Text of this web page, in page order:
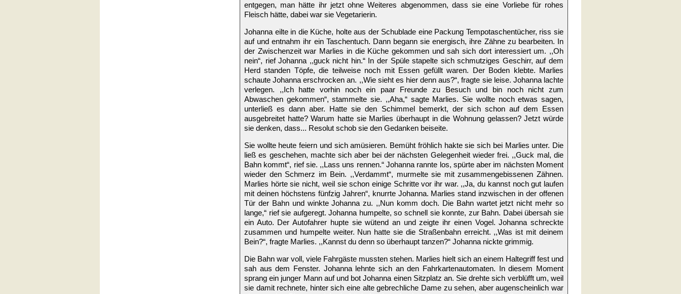
entgegen, man hätte ihr jetzt ohne Weiteres abgenommen, dass sie eine Vorliebe für rohes
Fleisch hätte, dabei war sie Vegetarierin.
Johanna eilte in die Küche, holte aus der Schublade eine Packung Tempotaschentücher, riss sie
auf und entnahm ihr ein Taschentuch. Dann begann sie energisch, ihre Zähne zu bearbeiten. In
der Zwischenzeit war Marlies in die Küche gekommen und sah sich dort interessiert um. ,,Oh
nein“, rief Johanna ,,guck nicht hin.“ In der Spüle stapelte sich schmutziges Geschirr, auf dem
Herd standen Töpfe, die teilweise noch mit Essen gefüllt waren. Der Boden klebte. Marlies
schaute Johanna erschrocken an. ,,Wie sieht es hier denn aus?“, fragte sie leise. Johanna lachte
verlegen. ,,Ich hatte vorhin noch ein paar Freunde zu Besuch und bin noch nicht zum
Abwaschen gekommen“, stammelte sie. ,,Aha,“ sagte Marlies. Sie wollte noch etwas sagen,
unterließ es dann aber. Hatte sie den Schimmel bemerkt, der sich schon auf dem Essen
ausgebreitet hatte? Warum hatte sie Marlies überhaupt in die Wohnung gelassen? Jetzt würde
sie denken, dass... Resolut schob sie den Gedanken beiseite.
Sie wollte heute feiern und sich amüsieren. Bemüht fröhlich hakte sie sich bei Marlies unter. Die
ließ es geschehen, machte sich aber bei der nächsten Gelegenheit wieder frei. ,,Guck mal, die
Bahn kommt“, rief sie. ,,Lass uns rennen.“ Johanna rannte los, spürte aber im nächsten Moment
wieder den Schmerz im Bein. ,,Verdammt“, murmelte sie mit zusammengebissenen Zähnen.
Marlies hörte sie nicht, weil sie schon einige Schritte vor ihr war. ,,Ja, du kannst noch gut laufen
mit deinen höchstens fünfzig Jahren“, knurrte Johanna. Marlies stand inzwischen in der offenen
Tür der Bahn und winkte Johanna zu. ,,Nun komm doch. Die Bahn wartet jetzt nicht mehr so
lange,“ rief sie aufgeregt. Johanna humpelte, so schnell sie konnte, zur Bahn. Dabei übersah sie
ein Auto. Der Autofahrer hupte sie wütend an und zeigte ihr einen Vogel. Johanna schreckte
zusammen und humpelte weiter. Nun hatte sie die Straßenbahn erreicht. ,,Was ist mit deinem
Bein?“, fragte Marlies. ,,Kannst du denn so überhaupt tanzen?“ Johanna nickte grimmig.
Die Bahn war voll, viele Fahrgäste mussten stehen. Marlies hielt sich an einem Haltegriff fest und
sah aus dem Fenster. Johanna lehnte sich an den Fahrkartenautomaten. In diesem Moment
sprang ein junger Mann auf und bot Johanna einen Sitzplatz an. Sie drehte sich verblüfft um, weil
sie damit rechnete, hinter sich eine alte gebrechliche Dame zu sehen, aber augenscheinlich war